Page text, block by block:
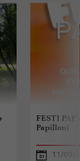
FESTI
Papillon)
11/09/